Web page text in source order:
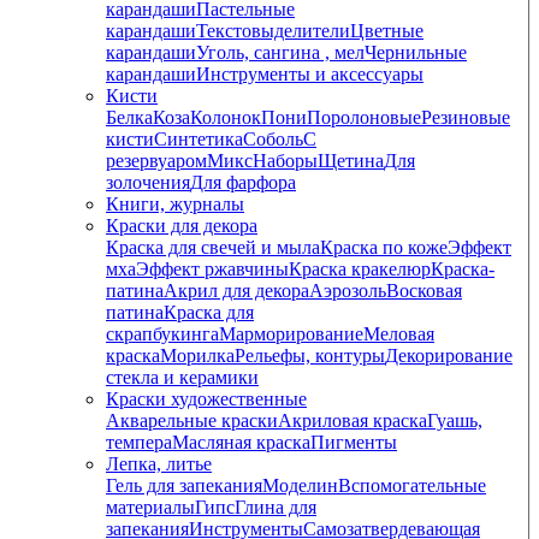
карандашиПастельные
карандашиТекстовыделителиЦветные
карандашиУголь, сангина , мелЧернильные
карандашиИнструменты и аксессуары
Кисти
БелкаКозаКолонокПониПоролоновыеРезиновые
кистиСинтетикаСобольС
резервуаромМиксНаборыЩетинаДля
золоченияДля фарфора
Книги, журналы
Краски для декора
Краска для свечей и мылаКраска по кожеЭффект
мхаЭффект ржавчиныКраска кракелюрКраска-
патинаАкрил для декораАэрозольВосковая
патинаКраска для
скрапбукингаМарморированиеМеловая
краскаМорилкаРельефы, контурыДекорирование
стекла и керамики
Краски художественные
Акварельные краскиАкриловая краскаГуашь,
темпераМасляная краскаПигменты
Лепка, литье
Гель для запеканияМоделинВспомогательные
материалыГипсГлина для
запеканияИнструментыСамозатвердевающая